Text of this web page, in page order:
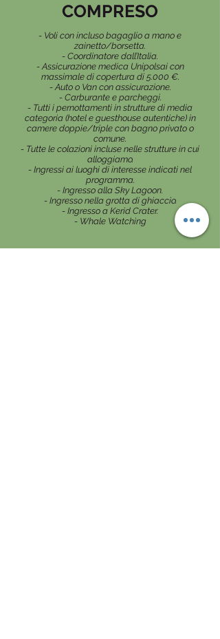
COMPRESO
- Voli con incluso bagaglio a mano e
zainetto/borsetta.
- Coordinatore dall’Italia.
- Assicurazione medica Unipolsai con
massimale di copertura di 5.000 €.
- Auto o Van con assicurazione.
- Carburante e parcheggi.
- Tutti i pernottamenti in strutture di media
categoria (hotel e guesthouse autentiche) in
camere doppie/triple con bagno privato o
comune.
- Tutte le colazioni incluse nelle strutture in cui
alloggiamo.
- Ingressi ai luoghi di interesse indicati nel
programma.
- Ingresso alla Sky Lagoon.
- Ingresso nella grotta di ghiaccio.
- Ingresso a Kerid Crater.
- Whale Watching